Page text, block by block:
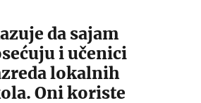
da sajam
i učenici
lokalnih
Oni koriste